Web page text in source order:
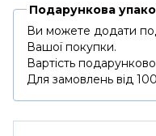
Подарункова
Ви можете додати
Вашої покупки.
Вартість
Для замовлень від